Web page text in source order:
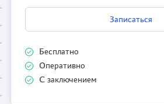
Записаться
Бесплатно
Оперативно
С заключением